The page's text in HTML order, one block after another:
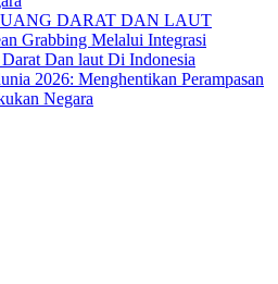
DARAT DAN LAUT
Grabbing Melalui Integrasi
Dan laut Di Indonesia
2026: Menghentikan Perampasan
Negara